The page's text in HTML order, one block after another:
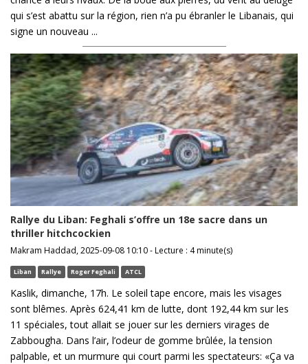
qui s’est abattu sur la région, rien n’a pu ébranler le Libanais, qui
signe un nouveau ...
Rallye du Liban: Feghali s’offre un 18e sacre dans un
thriller hitchcockien
Makram Haddad, 2025-09-08 10:10 - Lecture : 4 minute(s)
Liban Rallye Roger Feghali ATCL
Kaslik, dimanche, 17h. Le soleil tape encore, mais les visages
sont blêmes. Après 624,41 km de lutte, dont 192,44 km sur les
11 spéciales, tout allait se jouer sur les derniers virages de
Zabbougha. Dans l’air, l’odeur de gomme brûlée, la tension
palpable, et un murmure qui court parmi les spectateurs: «Ça va